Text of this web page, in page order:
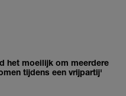
het moeilijk om meerdere
tijdens een vrijpartij'